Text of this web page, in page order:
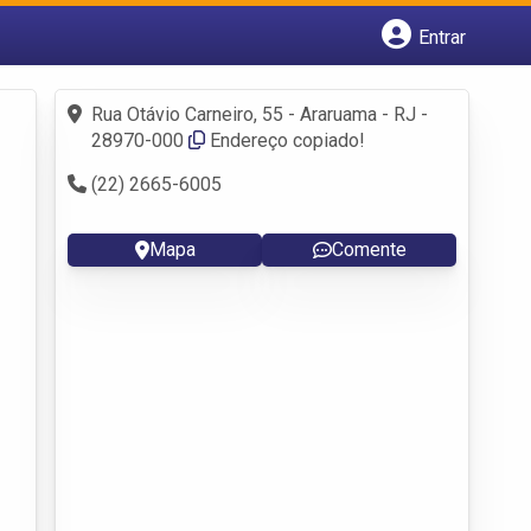
Entrar
Fazer login
Criar conta
Rua Otávio Carneiro, 55 - Araruama - RJ -
28970-000
Endereço copiado!
(22) 2665-6005
Mapa Comente